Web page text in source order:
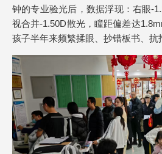
钟的专业验光后，数据浮现：右眼-
视合并-1.50D散光，瞳距偏差达
孩子半年来频繁揉眼、抄错板书、抗